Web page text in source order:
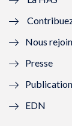
Nous
Presse
EDN